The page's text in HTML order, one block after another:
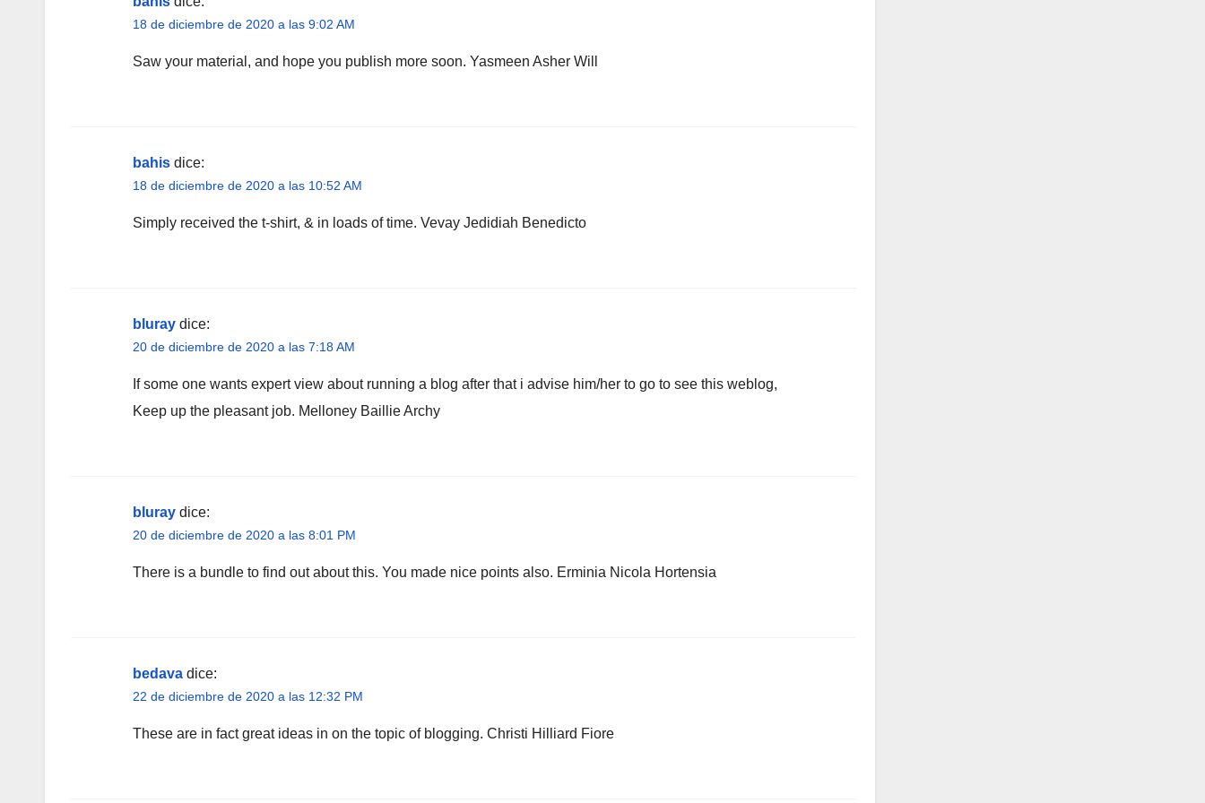
18 de diciembre de 2020 a las 9:02 AM
Saw your material, and hope you publish more soon. Yasmeen Asher Will
bahis dice:
18 de diciembre de 2020 a las 10:52 AM
Simply received the t-shirt, & in loads of time. Vevay Jedidiah Benedicto
bluray dice:
20 de diciembre de 2020 a las 7:18 AM
If some one wants expert view about running a blog after that i advise him/her to go to see this weblog,
Keep up the pleasant job. Melloney Baillie Archy
bluray dice:
20 de diciembre de 2020 a las 8:01 PM
There is a bundle to find out about this. You made nice points also. Erminia Nicola Hortensia
bedava dice:
22 de diciembre de 2020 a las 12:32 PM
These are in fact great ideas in on the topic of blogging. Christi Hilliard Fiore